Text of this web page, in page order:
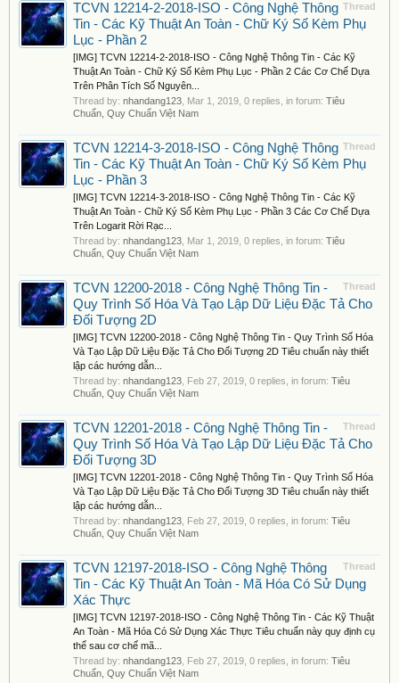
Thread
TCVN 12214-2-2018-ISO - Công Nghệ Thông
Tin - Các Kỹ Thuật An Toàn - Chữ Ký Số Kèm Phụ
Lục - Phần 2
[IMG] TCVN 12214-2-2018-ISO - Công Nghệ Thông Tin - Các Kỹ
Thuật An Toàn - Chữ Ký Số Kèm Phụ Lục - Phần 2 Các Cơ Chế Dựa
Trên Phân Tích Số Nguyên...
Thread by: nhandang123 Mar 1, 2019 , 0 replies, in forum: Tiêu
Chuẩn, Quy Chuẩn Việt Nam
Thread
TCVN 12214-3-2018-ISO - Công Nghệ Thông
Tin - Các Kỹ Thuật An Toàn - Chữ Ký Số Kèm Phụ
Lục - Phần 3
[IMG] TCVN 12214-3-2018-ISO - Công Nghệ Thông Tin - Các Kỹ
Thuật An Toàn - Chữ Ký Số Kèm Phụ Lục - Phần 3 Các Cơ Chế Dựa
Trên Logarit Rời Rạc...
Thread by: nhandang123 Mar 1, 2019 , 0 replies, in forum: Tiêu
Chuẩn, Quy Chuẩn Việt Nam
Thread
TCVN 12200-2018 - Công Nghệ Thông Tin -
Quy Trình Số Hóa Và Tạo Lập Dữ Liệu Đặc Tả Cho
Đối Tượng 2D
[IMG] TCVN 12200-2018 - Công Nghệ Thông Tin - Quy Trình Số Hóa
Và Tạo Lập Dữ Liệu Đặc Tả Cho Đối Tượng 2D Tiêu chuẩn này thiết
lập các hướng dẫn...
Thread by: nhandang123 Feb 27, 2019 , 0 replies, in forum: Tiêu
Chuẩn, Quy Chuẩn Việt Nam
Thread
TCVN 12201-2018 - Công Nghệ Thông Tin -
Quy Trình Số Hóa Và Tạo Lập Dữ Liệu Đặc Tả Cho
Đối Tượng 3D
[IMG] TCVN 12201-2018 - Công Nghệ Thông Tin - Quy Trình Số Hóa
Và Tạo Lập Dữ Liệu Đặc Tả Cho Đối Tượng 3D Tiêu chuẩn này thiết
lập các hướng dẫn...
Thread by: nhandang123 Feb 27, 2019 , 0 replies, in forum: Tiêu
Chuẩn, Quy Chuẩn Việt Nam
Thread
TCVN 12197-2018-ISO - Công Nghệ Thông
Tin - Các Kỹ Thuật An Toàn - Mã Hóa Có Sử Dụng
Xác Thực
[IMG] TCVN 12197-2018-ISO - Công Nghệ Thông Tin - Các Kỹ Thuật
An Toàn - Mã Hóa Có Sử Dụng Xác Thực Tiêu chuẩn này quy định cụ
thể sau cơ chế mã...
Thread by: nhandang123 Feb 27, 2019 , 0 replies, in forum: Tiêu
Chuẩn, Quy Chuẩn Việt Nam